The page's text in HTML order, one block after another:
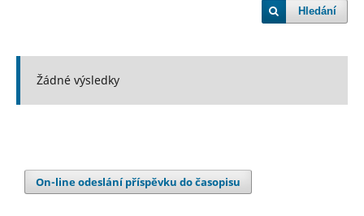
Hledání
Žádné výsledky
On-line odeslání příspěvku do časopisu